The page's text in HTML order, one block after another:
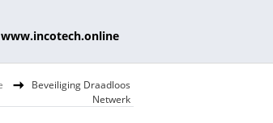
www.incotech.online
Beveiliging Draadloos
Netwerk